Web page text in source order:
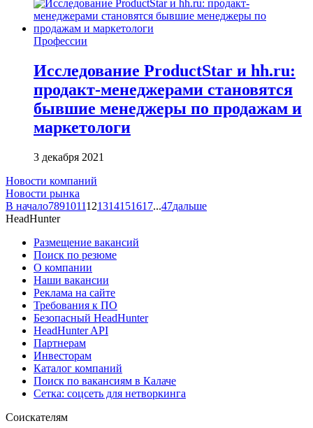
Профессии
Исследование ProductStar и hh.ru:
продакт-менеджерами становятся
бывшие менеджеры по продажам и
маркетологи
3 декабря 2021
Новости компаний
Новости рынка
В начало7891011121314151617...47дальше
HeadHunter
Размещение вакансий
Поиск по резюме
О компании
Наши вакансии
Реклама на сайте
Требования к ПО
Безопасный HeadHunter
HeadHunter API
Партнерам
Инвесторам
Каталог компаний
Поиск по вакансиям в Калаче
Сетка: соцсеть для нетворкинга
Соискателям